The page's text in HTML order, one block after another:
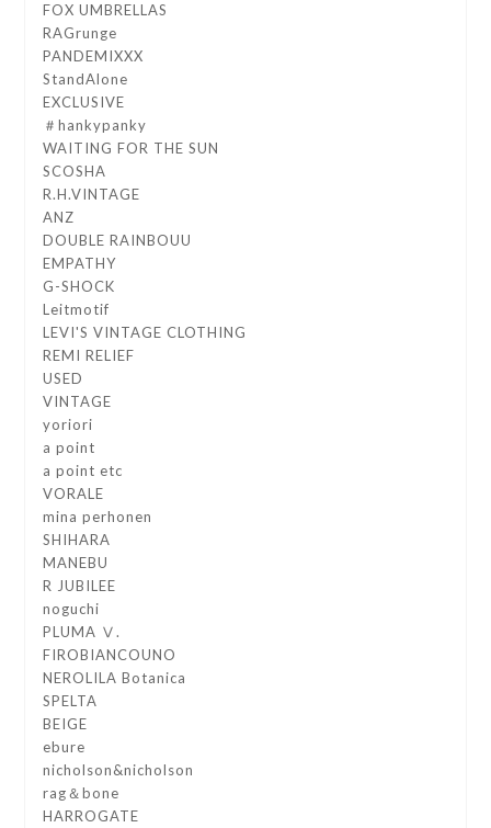
FOX UMBRELLAS
RAGrunge
PANDEMIXXX
StandAlone
EXCLUSIVE
＃hankypanky
WAITING FOR THE SUN
SCOSHA
R.H.VINTAGE
ANZ
DOUBLE RAINBOUU
EMPATHY
G-SHOCK
Leitmotif
LEVI'S VINTAGE CLOTHING
REMI RELIEF
USED
VINTAGE
yoriori
a point
a point etc
VORALE
mina perhonen
SHIHARA
MANEBU
R JUBILEE
noguchi
PLUMA Ⅴ.
FIROBIANCOUNO
NEROLILA Botanica
SPELTA
BEIGE
ebure
nicholson&nicholson
rag＆bone
HARROGATE